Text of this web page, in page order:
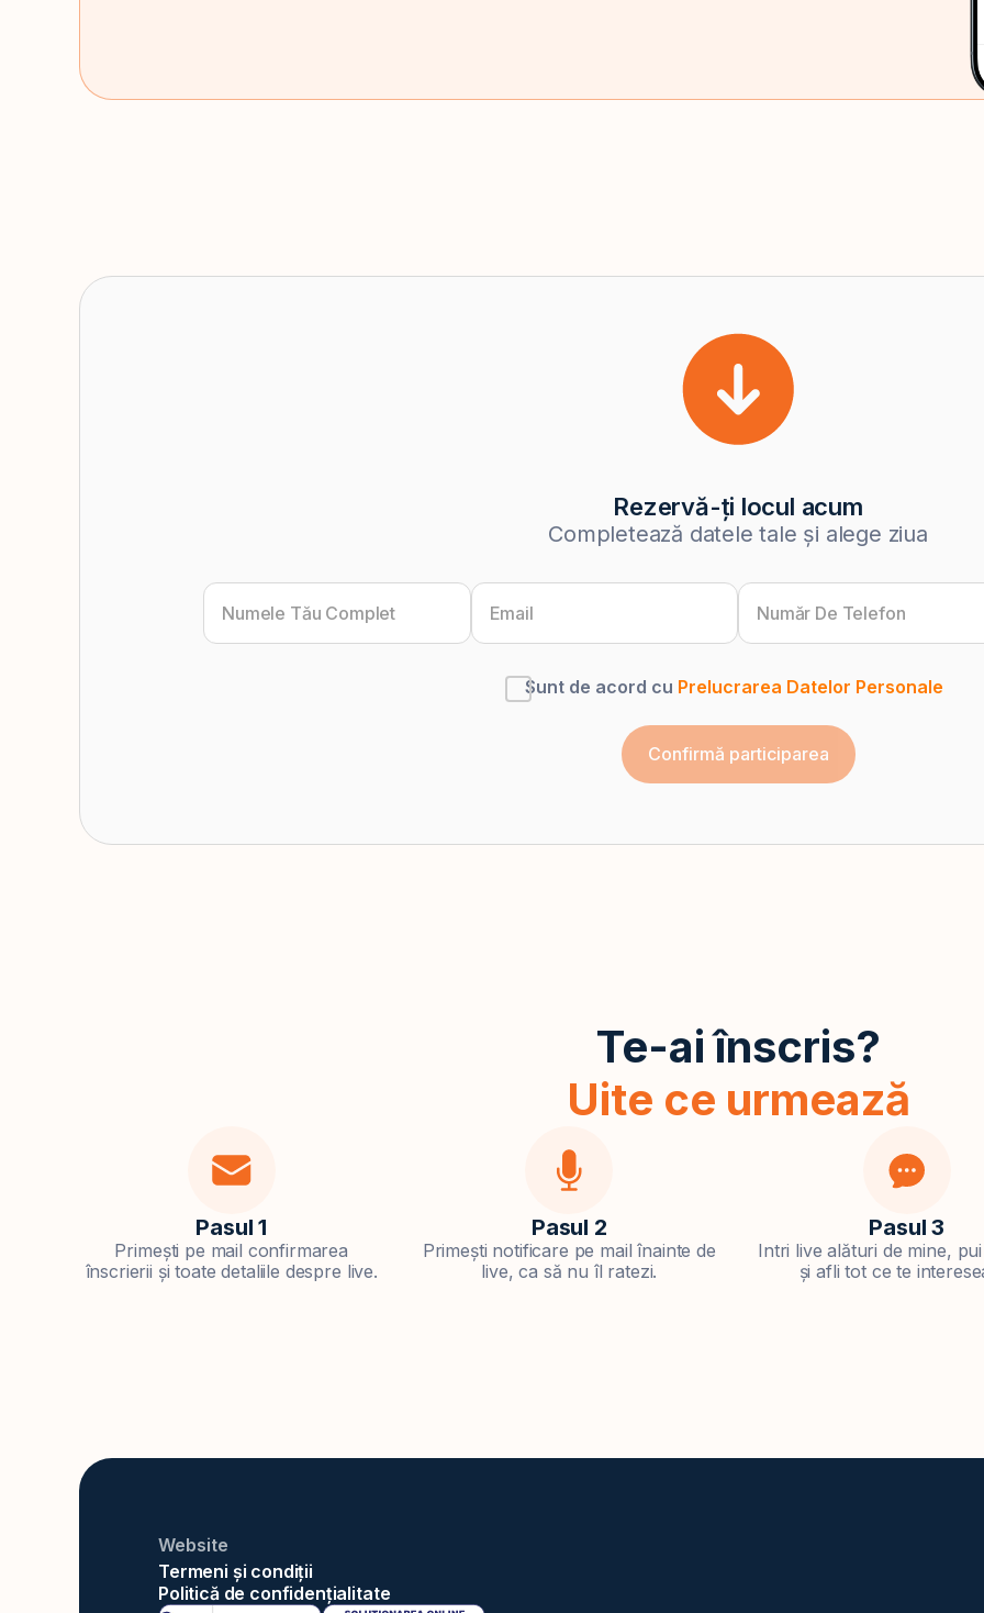
Rezervă-ți locul acum
Completează datele tale și alege ziua
Sunt de acord cu Prelucrarea Datelor Personale
Te-ai înscris?
Uite ce urmează
Pasul 1
Primești pe mail confirmarea
înscrierii și toate detaliile despre live.
Pasul 2
Primești notificare pe mail înainte de
live, ca să nu îl ratezi.
Pasul 3
Intri live alături de mine,
și afli tot ce te
Website
Termeni și condiții
Politică de confidențialitate